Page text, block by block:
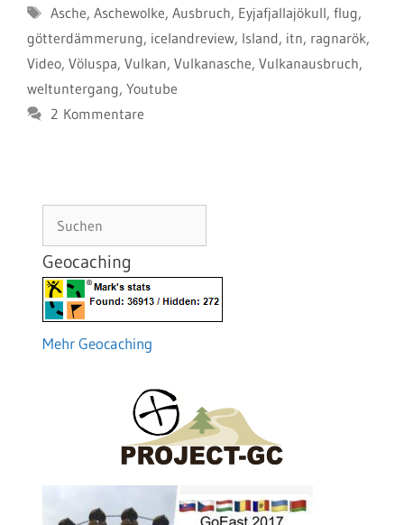
Schlagwörter
Asche, Aschewolke, Ausbruch, Eyjafjallajökull, flug,
götterdämmerung, icelandreview, Island, itn, ragnarök,
Video, Völuspa, Vulkan, Vulkanasche, Vulkanausbruch,
weltuntergang, Youtube
2 Kommentare
Geocaching
Mehr Geocaching